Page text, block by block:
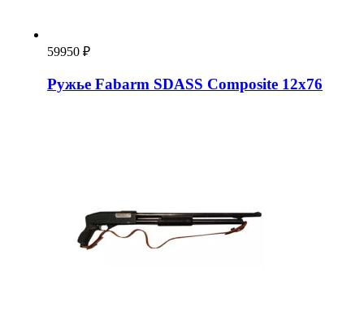
59950 ₽
Ружье Fabarm SDASS Composite 12х76